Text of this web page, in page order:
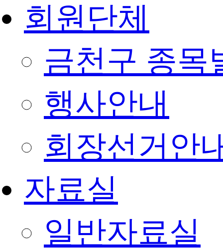
회원단체
금천구 종목
행사안내
회장선거안
자료실
일반자료실